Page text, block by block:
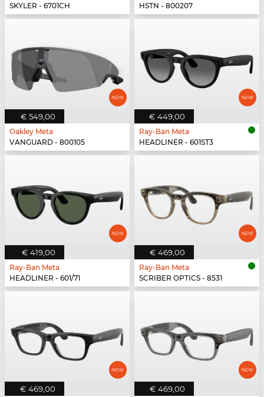
SKYLER - 6701CH
HSTN - 800207
€ 549,00
Oakley Meta
VANGUARD - 800105
€ 449,00
Ray-Ban Meta
HEADLINER - 601ST3
€ 419,00
Ray-Ban Meta
HEADLINER - 601/71
€ 469,00
Ray-Ban Meta
SCRIBER OPTICS - 8531
€ 469,00 € 469,00